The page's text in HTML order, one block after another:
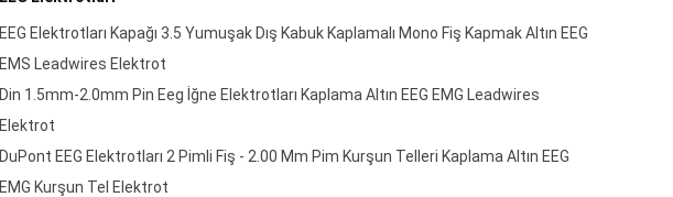
EEG Elektrotları Kapağı 3.5 Yumuşak Dış Kabuk Kaplamalı Mono Fiş Kapmak Altın EEG
EMS Leadwires Elektrot
Din 1.5mm-2.0mm Pin Eeg İğne Elektrotları Kaplama Altın EEG EMG Leadwires
Elektrot
DuPont EEG Elektrotları 2 Pimli Fiş - 2.00 Mm Pim Kurşun Telleri Kaplama Altın EEG
EMG Kurşun Tel Elektrot